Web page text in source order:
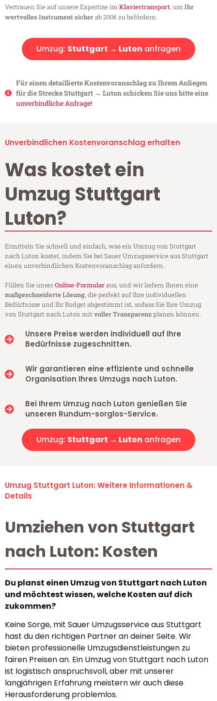
Vertrauen Sie auf unsere Expertise im Klaviertransport, um Ihr
wertvolles Instrument sicherab 200€ zu befördern.
Umzug: Stuttgart → Luton anfragen
Für einen detaillierte Kostenvoranschlag zu Ihrem Anliegen
für die Strecke Stuttgart → Luton schicken Sie uns bitte eine
unverbindliche Anfrage!
Unverbindlichen Kostenvoranschlag erhalten
Was kostet ein
Umzug Stuttgart
Luton?
Ermitteln Sie schnell und einfach, was ein Umzug von Stuttgart
nach Luton kostet, indem Sie bei Sauer Umzugsservice aus Stuttgart
einen unverbindlichen Kostenvoranschlag anfordern.
Füllen Sie unserOnline-Formularaus, und wir liefern Ihnen eine
maßgeschneiderte Lösung, die perfekt auf Ihre individuellen
Bedürfnisse und Ihr Budget abgestimmt ist, sodass Sie Ihre Umzug
von Stuttgart nach Luton mitvoller Transparenzplanen können.
Unsere Preise werden individuell auf Ihre
Bedürfnisse zugeschnitten.
Wir garantieren eine effiziente und schnelle
Organisation Ihres Umzugs nach Luton.
Bei Ihrem Umzug nach Luton genießen Sie
unseren Rundum-sorglos-Service.
Umzug: Stuttgart → Luton anfragen
Umzug Stuttgart Luton: Weitere Informationen &
Details
Umziehen von Stuttgart
nach Luton: Kosten
Du planst einen Umzug von Stuttgart nach Luton
und möchtest wissen, welche Kosten auf dich
zukommen?
Keine Sorge, mit Sauer Umzugsservice aus Stuttgart
hast du den richtigen Partner an deiner Seite. Wir
bieten professionelle Umzugsdienstleistungen zu
fairen Preisen an. Ein Umzug von Stuttgart nach Luton
ist logistisch anspruchsvoll, aber mit unserer
langjährigen Erfahrung meistern wir auch diese
Herausforderung problemlos.